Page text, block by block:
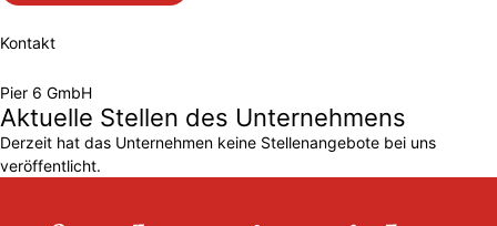
Kontakt
Pier 6 GmbH
Aktuelle Stellen des Unternehmens
Derzeit hat das Unternehmen keine Stellenangebote bei uns
veröffentlicht.